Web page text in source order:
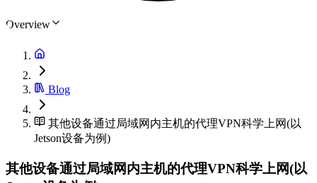
Overview
Blog
其他设备通过局域网内主机的代理VPN科学上网(以
Jetson设备为例)
其他设备通过局域网内主机的代理VPN科学上网(以